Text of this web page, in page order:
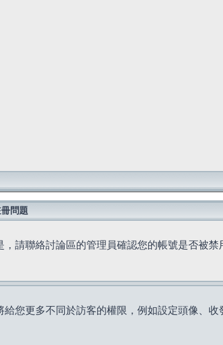
問題
請聯絡討論區的管理員確認您的帳號是否被
您更多不同於訪客的權限，例如設定頭像、收